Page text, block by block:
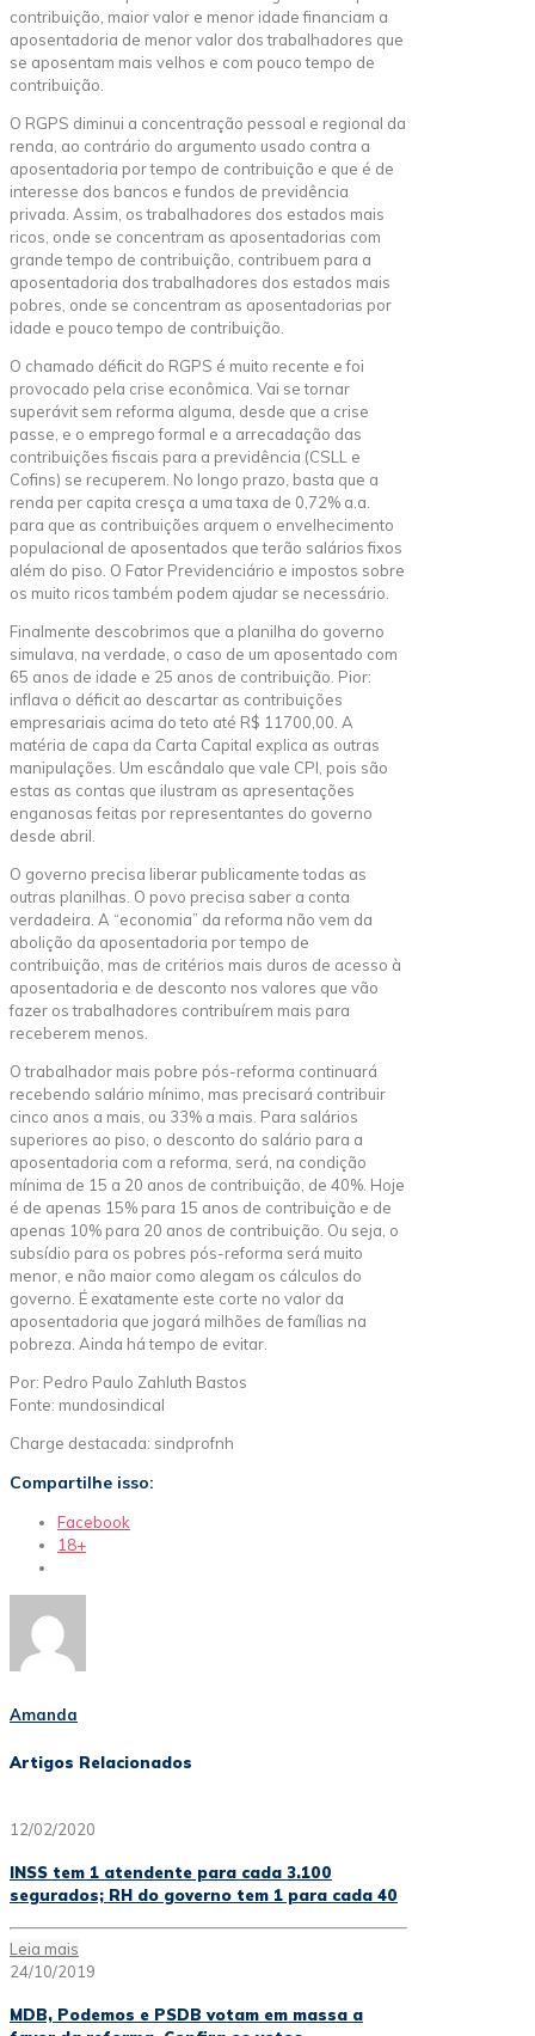
contribuição, maior valor e menor idade financiam a
aposentadoria de menor valor dos trabalhadores que
se aposentam mais velhos e com pouco tempo de
contribuição.
O RGPS diminui a concentração pessoal e regional da
renda, ao contrário do argumento usado contra a
aposentadoria por tempo de contribuição e que é de
interesse dos bancos e fundos de previdência
privada. Assim, os trabalhadores dos estados mais
ricos, onde se concentram as aposentadorias com
grande tempo de contribuição, contribuem para a
aposentadoria dos trabalhadores dos estados mais
pobres, onde se concentram as aposentadorias por
idade e pouco tempo de contribuição.
O chamado déficit do RGPS é muito recente e foi
provocado pela crise econômica. Vai se tornar
superávit sem reforma alguma, desde que a crise
passe, e o emprego formal e a arrecadação das
contribuições fiscais para a previdência (CSLL e
Cofins) se recuperem. No longo prazo, basta que a
renda per capita cresça a uma taxa de 0,72% a.a.
para que as contribuições arquem o envelhecimento
populacional de aposentados que terão salários fixos
além do piso. O Fator Previdenciário e impostos sobre
os muito ricos também podem ajudar se necessário.
Finalmente descobrimos que a planilha do governo
simulava, na verdade, o caso de um aposentado com
65 anos de idade e 25 anos de contribuição. Pior:
inflava o déficit ao descartar as contribuições
empresariais acima do teto até R$ 11700,00. A
matéria de capa da Carta Capital explica as outras
manipulações. Um escândalo que vale CPI, pois são
estas as contas que ilustram as apresentações
enganosas feitas por representantes do governo
desde abril.
O governo precisa liberar publicamente todas as
outras planilhas. O povo precisa saber a conta
verdadeira. A “economia” da reforma não vem da
abolição da aposentadoria por tempo de
contribuição, mas de critérios mais duros de acesso à
aposentadoria e de desconto nos valores que vão
fazer os trabalhadores contribuírem mais para
receberem menos.
O trabalhador mais pobre pós-reforma continuará
recebendo salário mínimo, mas precisará contribuir
cinco anos a mais, ou 33% a mais. Para salários
superiores ao piso, o desconto do salário para a
aposentadoria com a reforma, será, na condição
mínima de 15 a 20 anos de contribuição, de 40%. Hoje
é de apenas 15% para 15 anos de contribuição e de
apenas 10% para 20 anos de contribuição. Ou seja, o
subsídio para os pobres pós-reforma será muito
menor, e não maior como alegam os cálculos do
governo. É exatamente este corte no valor da
aposentadoria que jogará milhões de famílias na
pobreza. Ainda há tempo de evitar.
Por: Pedro Paulo Zahluth Bastos
Fonte: mundosindical
Charge destacada: sindprofnh
Compartilhe isso:
Facebook
18+
Amanda
Artigos Relacionados
12/02/2020
INSS tem 1 atendente para cada 3.100
segurados; RH do governo tem 1 para cada 40
Leia mais
24/10/2019
MDB, Podemos e PSDB votam em massa a